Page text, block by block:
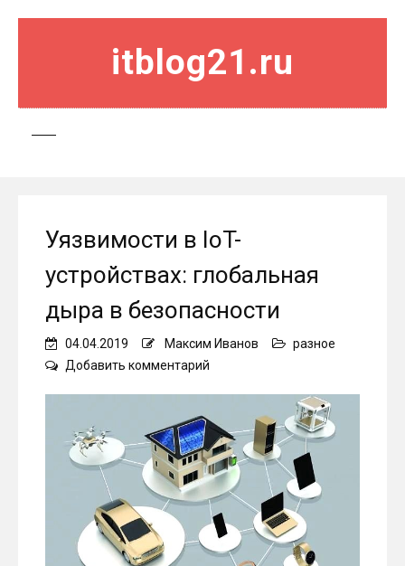
itblog21.ru
Уязвимости в IoT-
устройствах: глобальная
дыра в безопасности
04.04.2019 Максим Иванов
разное
Добавить комментарий
IoT-
устройствах:
глобальная
дыра
в
безопасности